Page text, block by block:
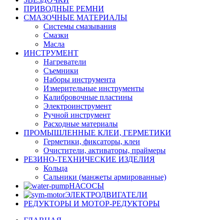
ПРИВОДНЫЕ РЕМНИ
СМАЗОЧНЫЕ МАТЕРИАЛЫ
Системы смазывания
Смазки
Масла
ИНСТРУМЕНТ
Нагреватели
Съемники
Наборы инструмента
Измерительные инструменты
Калибровочные пластины
Электроинструмент
Ручной инструмент
Расходные материалы
ПРОМЫШЛЕННЫЕ КЛЕИ, ГЕРМЕТИКИ
Герметики, фиксаторы, клеи
Очистители, активаторы, праймеры
РЕЗИНО-ТЕХНИЧЕСКИЕ ИЗДЕЛИЯ
Кольца
Сальники (манжеты армированные)
НАСОСЫ
ЭЛЕКТРОДВИГАТЕЛИ
РЕДУКТОРЫ И МОТОР-РЕДУКТОРЫ